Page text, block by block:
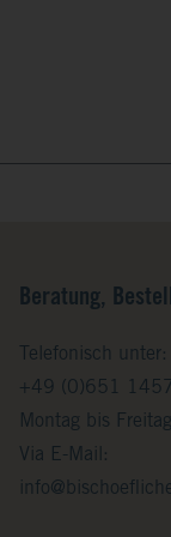
Beratung,
Telefonisch unter:
+49 (0)651
Montag bis
Via E-Mail: